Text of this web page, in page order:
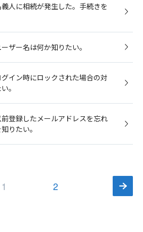
義人に相続が発生した。手続きを
ーザー名は何か知りたい。
グイン時にロックされた場合の対
。
前登録したメールアドレスを忘れ
りたい。
1 2